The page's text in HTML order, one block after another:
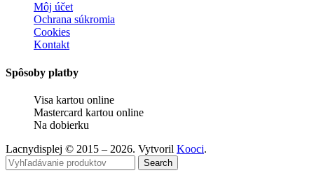
Môj účet
Ochrana súkromia
Cookies
Kontakt
Spôsoby platby
Visa kartou online
Mastercard kartou online
Na dobierku
Lacnydisplej © 2015 – 2026. Vytvoril Kooci.
Search